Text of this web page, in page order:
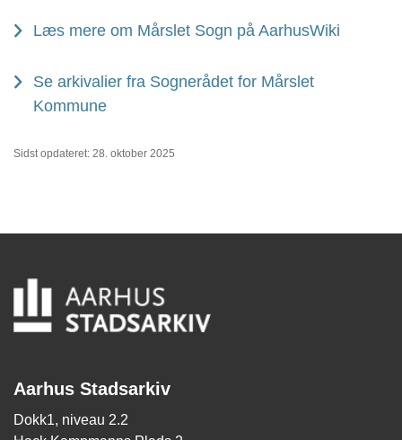
Læs mere om Mårslet Sogn på AarhusWiki
Se arkivalier fra Sognerådet for Mårslet
Kommune
Sidst opdateret: 28. oktober 2025
Aarhus Stadsarkiv
Dokk1, niveau 2.2